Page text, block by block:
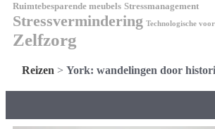
Ruimtebesparende meubels Stressmanagement
Stressvermindering Technologische
Zelfzorg
Reizen > York: wandelingen door